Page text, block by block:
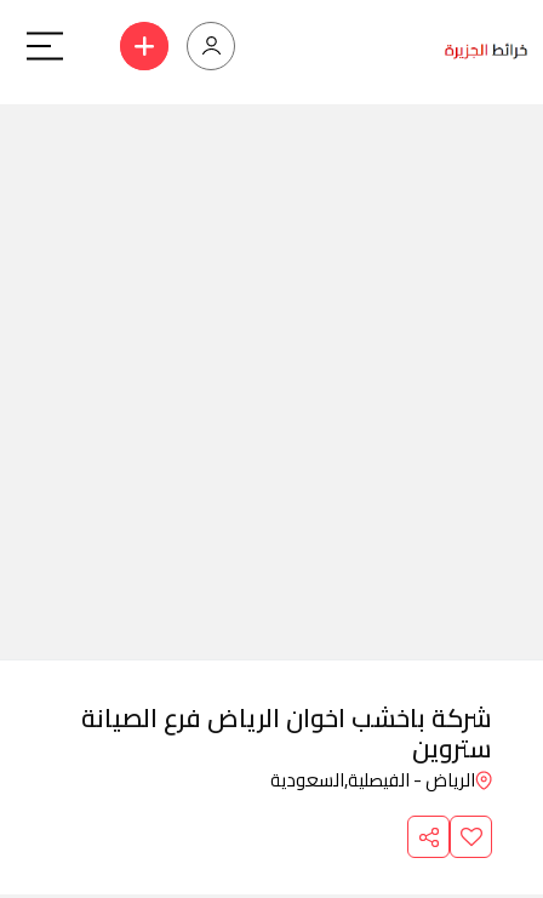
شركة باخشب اخوان الرياض فرع الصيانة
ستروين
الرياض - الفيصلية,السعودية